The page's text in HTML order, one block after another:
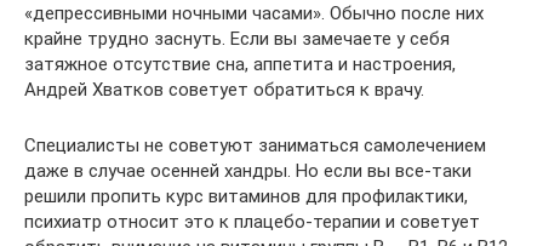
«депрессивными ночными часами». Обычно после них
крайне трудно заснуть. Если вы замечаете у себя
затяжное отсутствие сна, аппетита и настроения,
Андрей Хватков советует обратиться к врачу.
Специалисты не советуют заниматься самолечением
даже в случае осенней хандры. Но если вы все-таки
решили пропить курс витаминов для профилактики,
психиатр относит это к плацебо-терапии и советует